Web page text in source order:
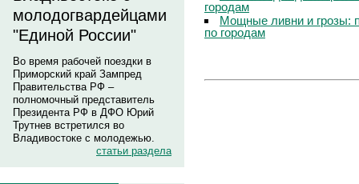
молодогвардейцами
"Единой России"
Во время рабочей поездки в
Приморский край Зампред
Правительства РФ –
полномочный представитель
Президента РФ в ДФО Юрий
Трутнев встретился во
Владивостоке с молодежью.
статьи раздела
городам
Мощные ливни и грозы:
по городам